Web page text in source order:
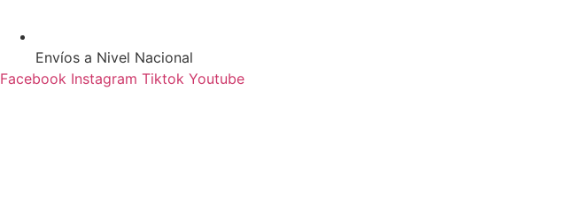
Envíos a Nivel Nacional
Facebook Instagram Tiktok Youtube